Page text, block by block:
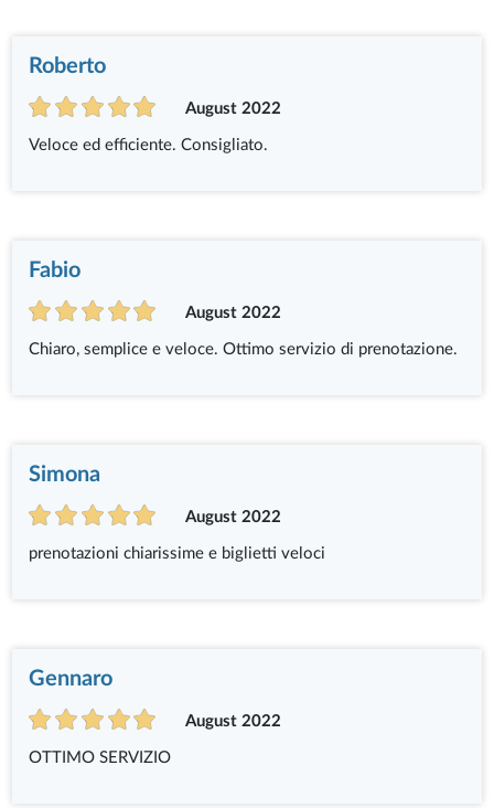
Roberto
August 2022
Veloce ed efficiente. Consigliato.
Fabio
August 2022
Chiaro, semplice e veloce. Ottimo servizio di prenotazione.
Simona
August 2022
prenotazioni chiarissime e biglietti veloci
Gennaro
August 2022
OTTIMO SERVIZIO